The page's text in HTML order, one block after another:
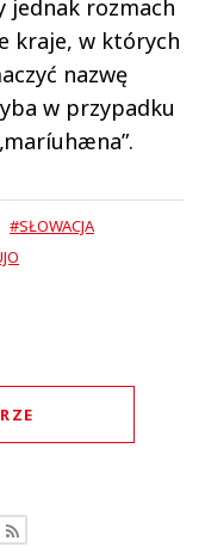
jednak rozmach
kraje, w których
nazwę
w przypadku
#SŁOWACJA